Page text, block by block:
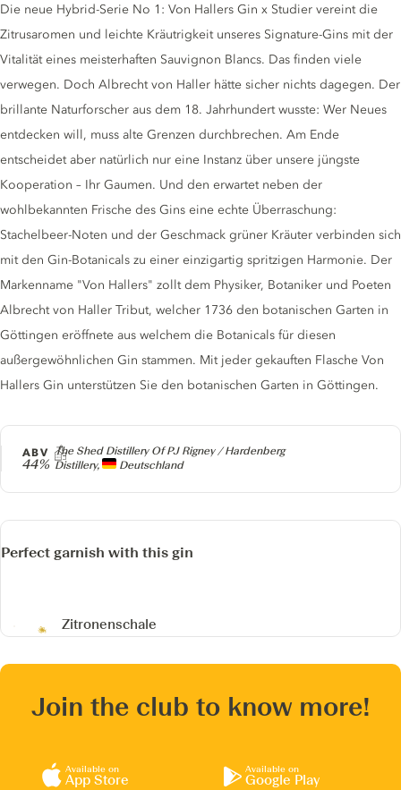
Producer
The Shed Distillery Of PJ Rigney / Hardenberg
Distillery,
Deutschland
ABV
44%
Gin description
Die neue Hybrid-Serie No 1: Von Hallers Gin x Studier vereint die
Zitrusaromen und leichte Kräutrigkeit unseres Signature-Gins mit der
Vitalität eines meisterhaften Sauvignon Blancs. Das finden viele
verwegen. Doch Albrecht von Haller hätte sicher nichts dagegen. Der
brillante Naturforscher aus dem 18. Jahrhundert wusste: Wer Neues
entdecken will, muss alte Grenzen durchbrechen. Am Ende
entscheidet aber natürlich nur eine Instanz über unsere jüngste
Kooperation – Ihr Gaumen. Und den erwartet neben der
wohlbekannten Frische des Gins eine echte Überraschung:
Stachelbeer-Noten und der Geschmack grüner Kräuter verbinden sich
mit den Gin-Botanicals zu einer einzigartig spritzigen Harmonie. Der
Markenname "Von Hallers" zollt dem Physiker, Botaniker und Poeten
Albrecht von Haller Tribut, welcher 1736 den botanischen Garten in
Göttingen eröffnete aus welchem die Botanicals für diesen
außergewöhnlichen Gin stammen. Mit jeder gekauften Flasche Von
Hallers Gin unterstützen Sie den botanischen Garten in Göttingen.
Perfect garnish with this gin
Zitronenschale
Join the club to know more!
Available on
App Store
Available on
Google Play